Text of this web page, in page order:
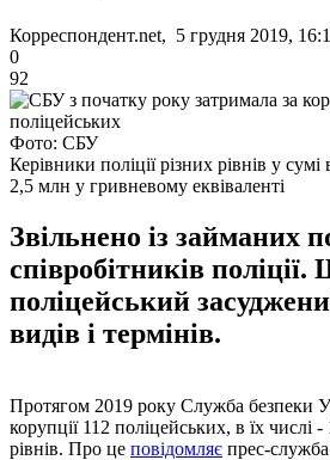
Корреспондент.net, 5 грудня 2019,
0
92
Фото: СБУ
Керівники поліції різних рівнів у
2,5 млн у гривневому еквіваленті
Звільнено із займаних
співробітників поліції.
поліцейський
видів і термінів.
Протягом 2019 року Служба безпеки
корупції 112 поліцейських, в їх числі -
рівнів. Про це повідомляє прес-